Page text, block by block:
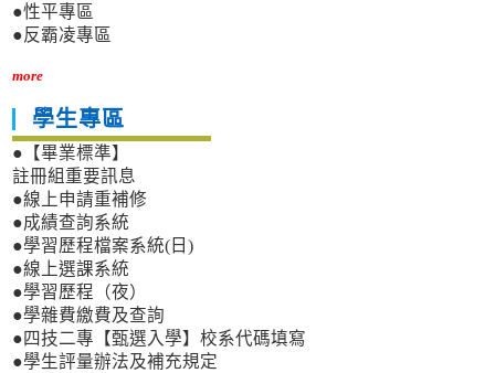
●性平專區
●反霸凌專區
more
學生專區
●【畢業標準】
註冊組重要訊息
●線上申請重補修
●成績查詢系統
●學習歷程檔案系統(日)
●線上選課系統
●學習歷程（夜）
●學雜費繳費及查詢
●四技二專【甄選入學】校系代碼填寫
●學生評量辦法及補充規定